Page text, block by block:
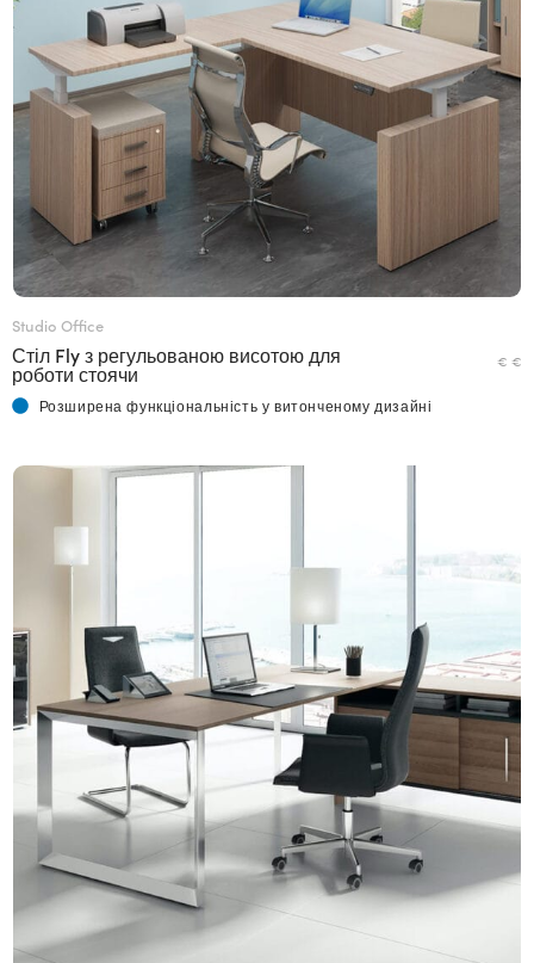
Studio Office
Стіл Fly з регульованою висотою для
роботи стоячи € €
Розширена функціональність у витонченому дизайні